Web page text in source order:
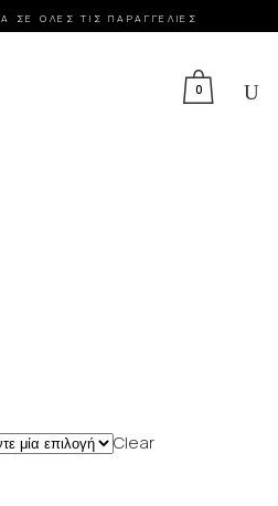
ΣΕ ΟΛΕΣ ΤΙΣ ΠΑΡΑΓΓΕΛΙΕΣ
0
Clear